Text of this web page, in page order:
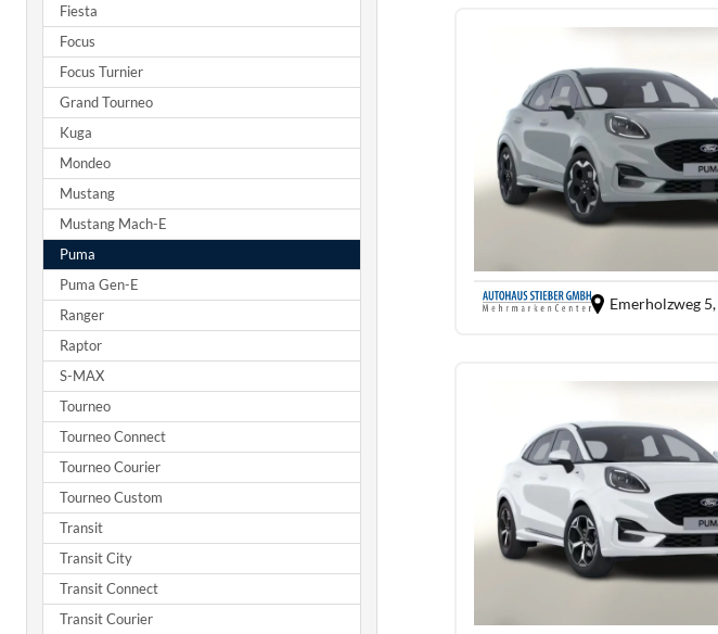
Emerholzweg 5,
Fiesta
Focus
Focus Turnier
Grand Tourneo
Kuga
Mondeo
Mustang
Mustang Mach-E
Puma
Puma Gen-E
Ranger
Raptor
S-MAX
Tourneo
Tourneo Connect
Tourneo Courier
Tourneo Custom
Transit
Transit City
Transit Connect
Transit Courier